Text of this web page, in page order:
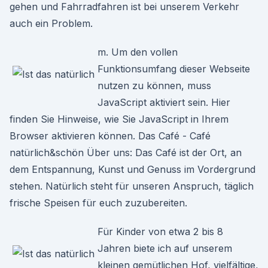
gehen und Fahrradfahren ist bei unserem Verkehr
auch ein Problem.
m. Um den vollen
Funktionsumfang dieser Webseite
nutzen zu können, muss
JavaScript aktiviert sein. Hier
finden Sie Hinweise, wie Sie JavaScript in Ihrem
Browser aktivieren können. Das Café - Café
natürlich&schön Über uns: Das Café ist der Ort, an
dem Entspannung, Kunst und Genuss im Vordergrund
stehen. Natürlich steht für unseren Anspruch, täglich
frische Speisen für euch zuzubereiten.
Für Kinder von etwa 2 bis 8
Jahren biete ich auf unserem
kleinen gemütlichen Hof, vielfältige,